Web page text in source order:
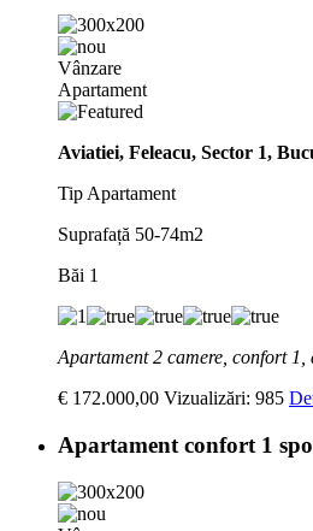
Vânzare
Apartament
Aviatiei, Feleacu, Sector 1,
TipApartament
Suprafață 50-74m2
Băi 1
Apartament 2 camere, confort
€ 172.000,00 Vizualizări: 985
Apartament confort 1